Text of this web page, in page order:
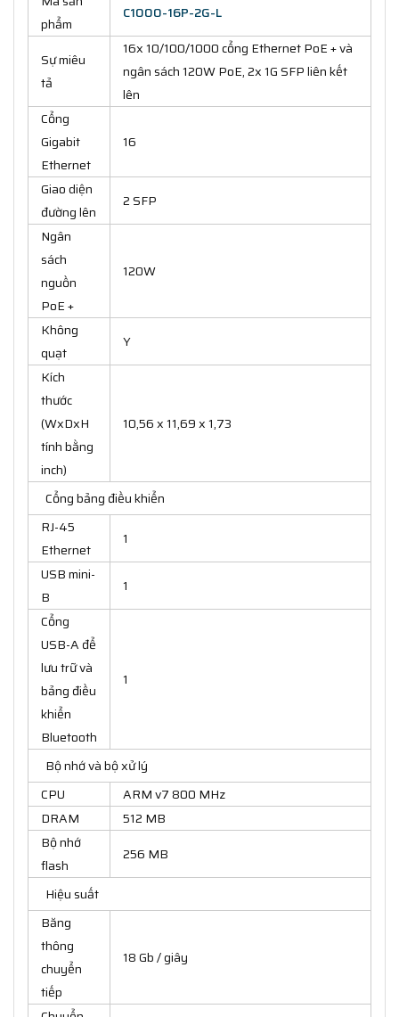
phẩm
C1000-16P-2G-L
Sự miêu
tả
16x 10/100/1000 cổng Ethernet PoE + và
ngân sách 120W PoE, 2x 1G SFP liên kết
lên
Cổng
Gigabit
Ethernet
16
Giao diện
đường lên
2 SFP
Ngân
sách
nguồn
PoE +
120W
Không
quạt
Y
Kích
thước
(WxDxH
tính bằng
inch)
10,56 x 11,69 x 1,73
Cổng bảng điều khiển
RJ-45
Ethernet
1
USB mini-
B
1
Cổng
USB-A để
lưu trữ và
bảng điều
khiển
Bluetooth
1
Bộ nhớ và bộ xử lý
CPU
ARM v7 800 MHz
DRAM
512 MB
Bộ nhớ
flash
256 MB
Hiệu suất
Băng
thông
chuyển
tiếp
18 Gb / giây